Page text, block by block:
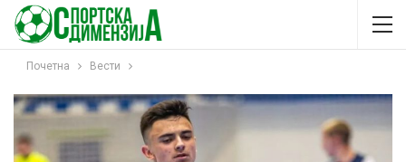
Почетна Вести